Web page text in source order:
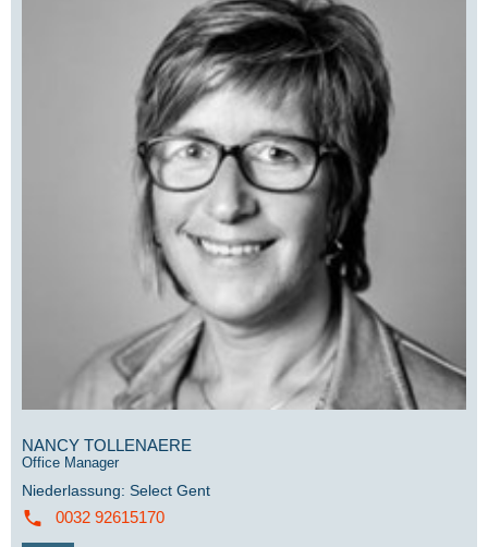
NANCY TOLLENAERE
Office Manager
Niederlassung: Select Gent
0032 92615170